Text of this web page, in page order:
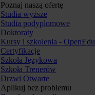
Poznaj naszą ofertę
Studia wyższe
Studia podyplomowe
Doktoraty
Kursy i szkolenia - OpenEdu
Certyfikacje
Szkoła Językowa
Szkoła Trenerów
Drzwi Otwarte
Aplikuj bez problemu